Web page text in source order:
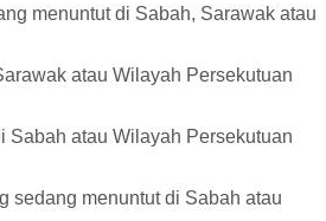
menuntut di Sabah, Sarawak atau
atau Wilayah Persekutuan
Sabah atau Wilayah Persekutuan
sedang menuntut di Sabah atau